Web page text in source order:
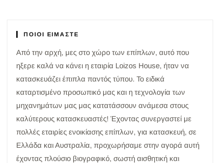
ΠΟΙΟΙ ΕΊΜΑΣΤΕ
Από την αρχή, μες στο χώρο των επίπλων, αυτό που
ηξερε καλά να κάνει η εταιρία Loizos House, ήταν να
κατασκευάζει έπιπλα παντός τύπου. Το ειδικά
καταρτισμένο προσωπικό μας και η τεχνολογία των
μηχανημάτων μας μας κατατάσσουν ανάμεσα στους
καλύτερους κατασκευαστές! Έχοντας συνεργαστεί με
πολλές εταιρίες ενοικίασης επίπλων, για κατασκευή, σε
Ελλάδα και Αυστραλία, προχωρήσαμε στην αγορά αυτή
έχοντας πλούσιο βιογραφικό, σωστή αισθητική και